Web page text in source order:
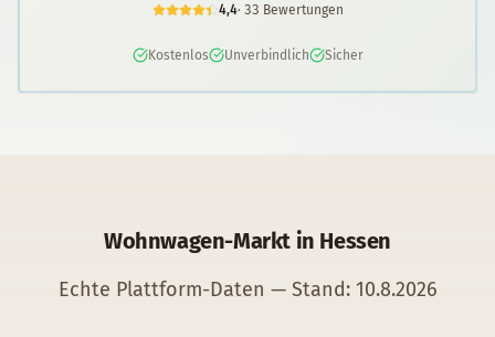
4,4· 33 Bewertungen
Kostenlos Unverbindlich Sicher
Wohnwagen-Markt in Hessen
Echte Plattform-Daten — Stand: 10.8.2026